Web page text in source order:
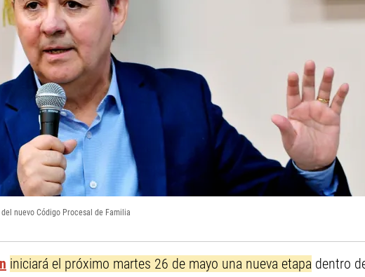
nuevo Código Procesal de Familia
iniciará el próximo martes 26 de mayo una nueva etapa dentro